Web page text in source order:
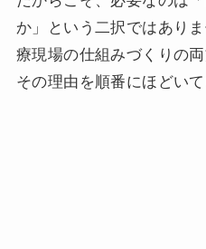
か」という二択ではあり
療現場の仕組みづくりの
その理由を順番にほどいて